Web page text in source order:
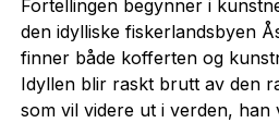
Fortellingen begynner i
den idylliske fiskerlandsbyen
finner både kofferten og
Idyllen blir raskt brutt av den
som vil videre ut i verden, han